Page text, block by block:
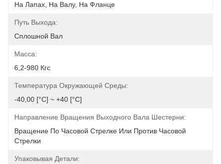
На Лапах, На Валу, На Фланце
Путь Выхода:
Сплошной Вал
Масса:
6,2-980 Кгс
Температура Окружающей Среды:
-40,00 [°С] ~ +40 [°С]
Направление Вращения Выходного Вала Шестерни:
Вращение По Часовой Стрелке Или Против Часовой
Стрелки
Упаковывая Детали: